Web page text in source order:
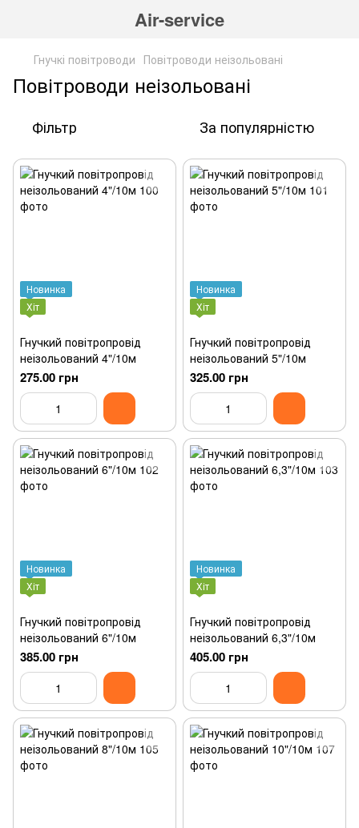
Air-service
Гнучкі повітроводи Повітроводи неізольовані
Повітроводи неізольовані
Фільтр За популярністю
Новинка
Хіт
Гнучкий повітропровід
неізольований 4"/10м
275.00 грн
Новинка
Хіт
Гнучкий повітропровід
неізольований 5"/10м
325.00 грн
Новинка
Хіт
Гнучкий повітропровід
неізольований 6"/10м
385.00 грн
Новинка
Хіт
Гнучкий повітропровід
неізольований 6,3"/10м
405.00 грн